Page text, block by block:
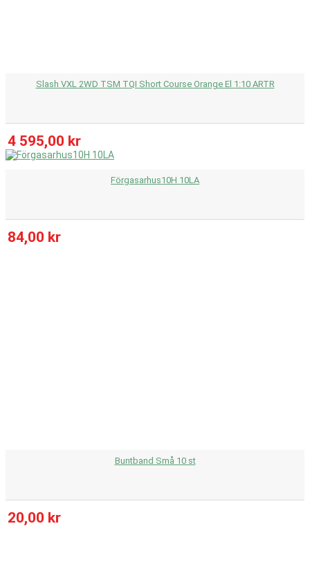
Slash VXL 2WD TSM TQI Short Course Orange El 1:10 ARTR
4 595,00 kr
Förgasarhus10H 10LA
84,00 kr
Buntband Små 10 st
20,00 kr